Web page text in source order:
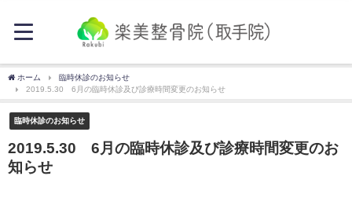
ホーム
臨時休診のお知らせ
2019.5.30 6月の臨時休診及び診療時間変更のお知らせ
臨時休診のお知らせ
2019.5.30 6月の臨時休診及び診療時間変更のお
知らせ